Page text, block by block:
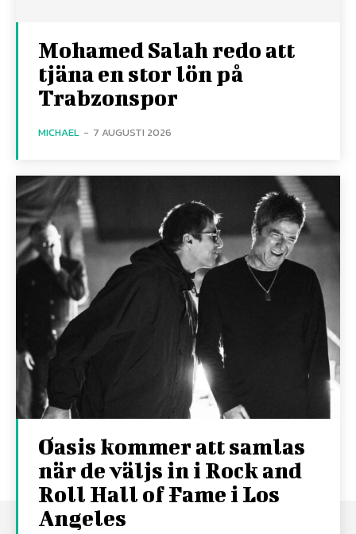
Mohamed Salah redo att
tjäna en stor lön på
Trabzonspor
MICHAEL - 7 AUGUSTI 2026
Oasis kommer att samlas
när de väljs in i Rock and
Roll Hall of Fame i Los
Angeles